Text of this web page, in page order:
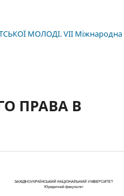
МОЛОДІ. VІІ Міжнародна
ПРАВА В